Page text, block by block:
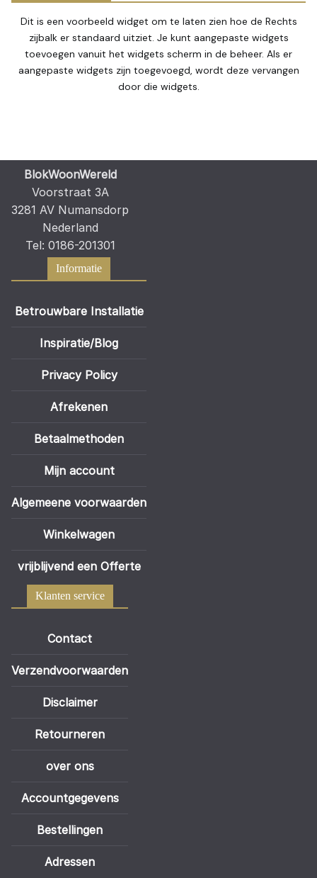
Dit is een voorbeeld widget om te laten zien hoe de Rechts
zijbalk er standaard uitziet. Je kunt aangepaste widgets
toevoegen vanuit het widgets scherm in de beheer. Als er
aangepaste widgets zijn toegevoegd, wordt deze vervangen
door die widgets.
BlokWoonWereld
Voorstraat 3A
3281 AV Numansdorp
Nederland
Tel: 0186-201301
Informatie
Betrouwbare Installatie
Inspiratie/Blog
Privacy Policy
Afrekenen
Betaalmethoden
Mijn account
Algemeene voorwaarden
Winkelwagen
vrijblijvend een Offerte
Klanten service
Contact
Verzendvoorwaarden
Disclaimer
Retourneren
over ons
Accountgegevens
Bestellingen
Adressen